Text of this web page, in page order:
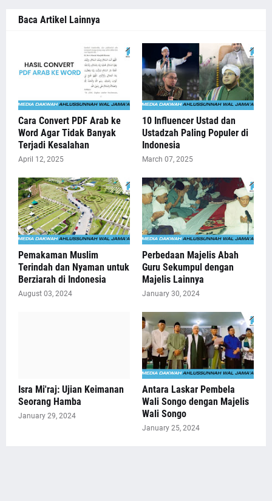
Baca Artikel Lainnya
Cara Convert PDF Arab ke
Word Agar Tidak Banyak
Terjadi Kesalahan
April 12, 2025
10 Influencer Ustad dan
Ustadzah Paling Populer di
Indonesia
March 07, 2025
Pemakaman Muslim
Terindah dan Nyaman untuk
Berziarah di Indonesia
August 03, 2024
Perbedaan Majelis Abah
Guru Sekumpul dengan
Majelis Lainnya
January 30, 2024
Isra Mi'raj: Ujian Keimanan
Seorang Hamba
January 29, 2024
Antara Laskar Pembela
Wali Songo dengan Majelis
Wali Songo
January 25, 2024